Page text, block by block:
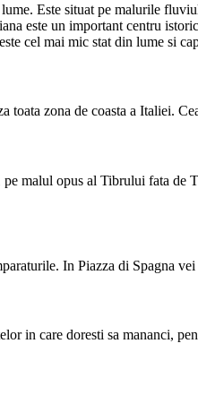
Este situat pe malurile
este un important centru
cel mai mic stat din lume si
toata zona de coasta a Italiei.
malul opus al Tibrului fata
In Piazza di Spagna
in care doresti sa mananci,